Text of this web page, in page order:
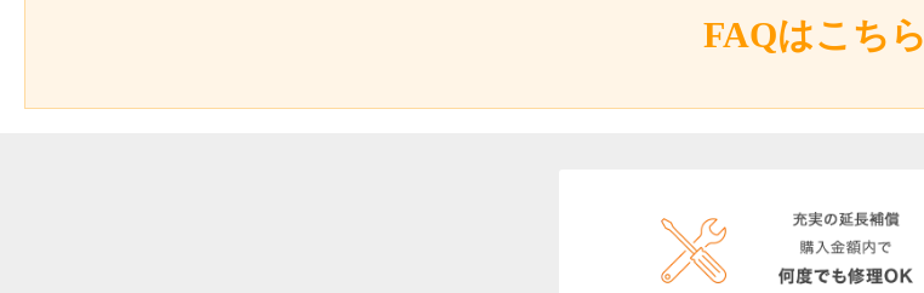
FAQはこちら